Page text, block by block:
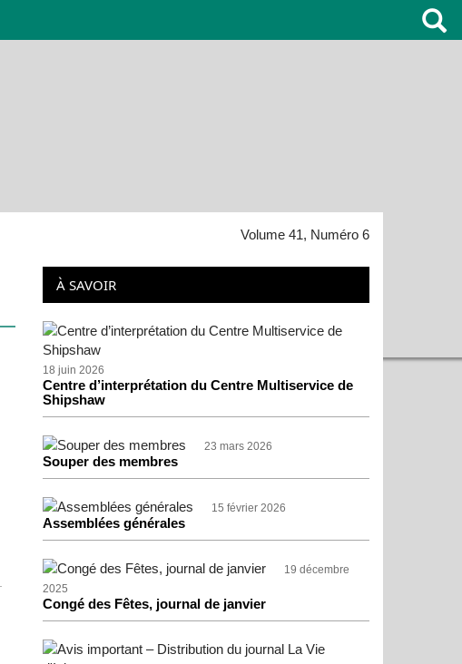
Volume 41, Numéro 6
À SAVOIR
18 juin 2026
Centre d’interprétation du Centre Multiservice de
Shipshaw
23 mars 2026
Souper des membres
15 février 2026
Assemblées générales
19 décembre
2025
Congé des Fêtes, journal de janvier